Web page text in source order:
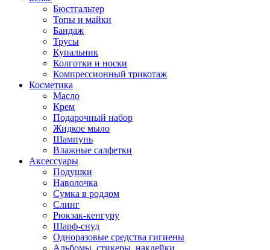
Бюстгальтер
Топы и майки
Бандаж
Трусы
Купальник
Колготки и носки
Компрессионный трикотаж
Косметика
Масло
Крем
Подарочный набор
Жидкое мыло
Шампунь
Влажные салфетки
Аксессуары
Подушки
Наволочка
Сумка в роддом
Cлинг
Рюкзак-кенгуру
Шарф-снуд
Одноразовые средства гигиены
Альбомы, стикеры, наклейки